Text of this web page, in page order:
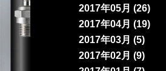
2017年05月 (26)
2017年04月 (19)
2017年03月 (5)
2017年02月 (9)